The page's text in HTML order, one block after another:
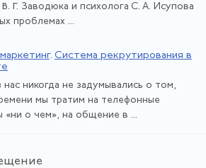
Г. Заводюка и психолога С. А. Исупова
проблемах ...
. Система рекрутирования в
нас никогда не задумывались о том,
мы тратим на телефонные
«ни о чем», на общение в ...